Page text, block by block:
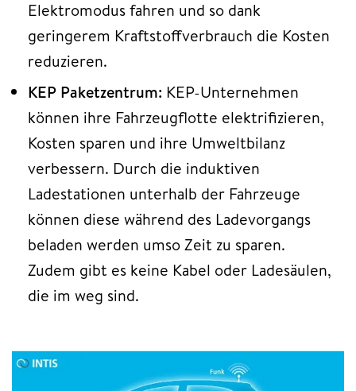
Elektromodus fahren und so dank
geringerem Kraftstoffverbrauch die Kosten
reduzieren.
KEP Paketzentrum: KEP-Unternehmen
können ihre Fahrzeugflotte elektrifizieren,
Kosten sparen und ihre Umweltbilanz
verbessern. Durch die induktiven
Ladestationen unterhalb der Fahrzeuge
können diese während des Ladevorgangs
beladen werden umso Zeit zu sparen.
Zudem gibt es keine Kabel oder Ladesäulen,
die im weg sind.